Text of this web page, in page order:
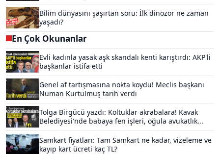
Bilim dünyasını şaşırtan soru: İlk dinozor ne zaman
yaşadı?
En Çok Okunanlar
Evli kadınla yasak aşk skandalı kenti karıştırdı: AKP'li
başkanlar istifa etti
Genel af tartışmasına nokta koydu! Meclis başkanı
Numan Kurtulmuş tarih verdi
Tolga Birgücü yazdı: Koltuklar akrabalara! Kavak
Belediyesi'nde babaya fen işleri, oğula avukatlık...
Samkart fiyatları: Tam Samkart ne kadar, vizeleme ve
kayıp kart ücreti kaç TL?